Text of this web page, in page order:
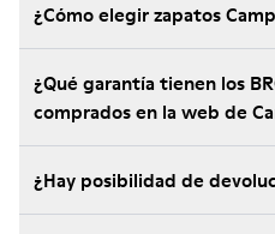
¿Cómo elegir zapatos
¿Qué garantía tienen los
comprados en la web de
¿Hay posibilidad de